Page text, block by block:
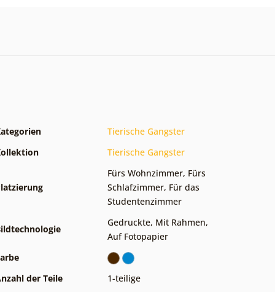
Tierische Gangster
Tierische Gangster
Fürs Wohnzimmer, Fürs
Schlafzimmer, Für das
Studentenzimmer
Gedruckte, Mit Rahmen,
Auf Fotopapier
der Teile
1-teilige